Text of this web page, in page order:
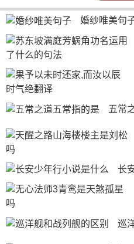
纹饰（局部彩色）；150克圆
为装饰牛头造型衬以装饰纹
婚纱唯美句
五常
长
巡